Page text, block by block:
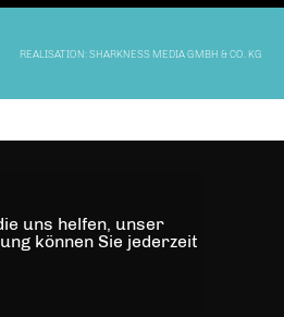
REALISATION: SHARKNESS MEDIA GMBH & CO. KG
uns helfen, unser
können Sie jederzeit